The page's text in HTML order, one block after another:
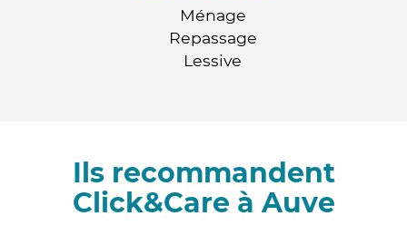
Ménage
Repassage
Lessive
Ils recommandent
Click&Care à Auve